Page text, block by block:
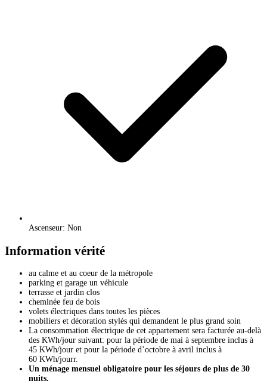
Ascenseur: Non
Information vérité
au calme et au coeur de la métropole
parking et garage un véhicule
terrasse et jardin clos
cheminée feu de bois
volets électriques dans toutes les pièces
mobiliers et décoration stylés qui demandent le plus grand soin
La consommation électrique de cet appartement sera facturée au-delà
des KWh/jour suivant: pour la période de mai à septembre inclus à
45 KWh/jour et pour la période d’octobre à avril inclus à
60 KWh/jourr.
Un ménage mensuel obligatoire pour les séjours de plus de 30
nuits.